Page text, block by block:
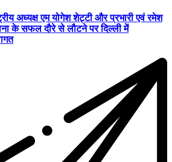
अध्यक्ष एम योगेश शेट्टी और प्रभारी एवं रमेश
के सफल दौरे से लौटने पर दिल्ली में